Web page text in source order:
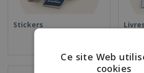
Stickers
Ce site Web
cookies